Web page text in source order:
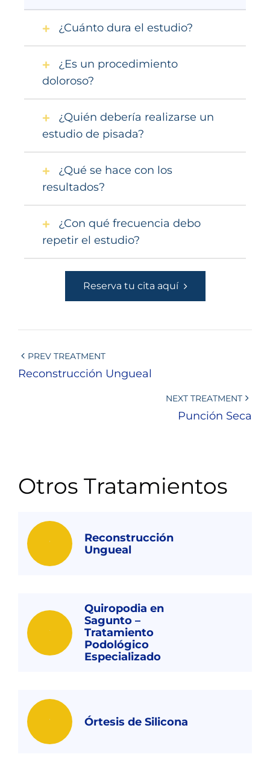
¿Cuánto dura el estudio?
¿Es un procedimiento
doloroso?
¿Quién debería realizarse un
estudio de pisada?
¿Qué se hace con los
resultados?
¿Con qué frecuencia debo
repetir el estudio?
Reserva tu cita aquí
PREV TREATMENT
Reconstrucción Ungueal
NEXT TREATMENT
Punción Seca
Otros Tratamientos
Reconstrucción
Ungueal
Quiropodia en
Sagunto –
Tratamiento
Podológico
Especializado
Órtesis de Silicona